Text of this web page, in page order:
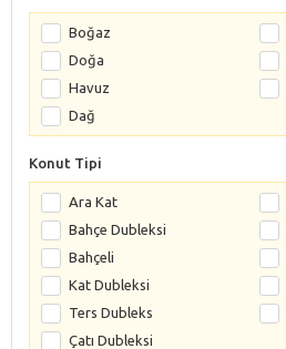
Boğaz
Doğa
Havuz
Dağ
Konut Tipi
Ara Kat
Bahçe Dubleksi
Bahçeli
Kat Dubleksi
Ters Dubleks
Çatı Dubleksi